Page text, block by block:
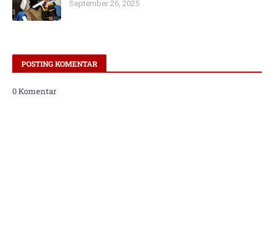
September 26, 2025
POSTING KOMENTAR
0 Komentar